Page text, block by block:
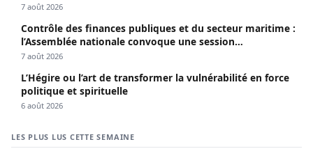
7 août 2026
Contrôle des finances publiques et du secteur maritime :
l’Assemblée nationale convoque une session
extraordinaire
7 août 2026
L’Hégire ou l’art de transformer la vulnérabilité en force
politique et spirituelle
6 août 2026
LES PLUS LUS CETTE SEMAINE